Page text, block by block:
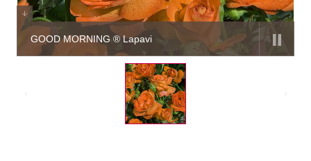
GOOD MORNING ® Lapavi